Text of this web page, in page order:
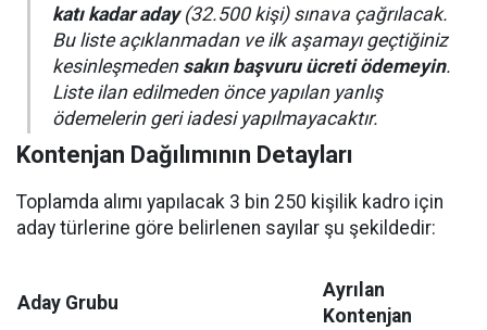
katı kadar aday(32.500 kişi) sınava çağrılacak.
Bu liste açıklanmadan ve ilk aşamayı geçtiğiniz
kesinleşmeden sakın başvuru ücreti ödemeyin.
Liste ilan edilmeden önce yapılan yanlış
ödemelerin geri iadesi yapılmayacaktır.
Kontenjan Dağılımının Detayları
Toplamda alımı yapılacak 3 bin 250 kişilik kadro için
aday türlerine göre belirlenen sayılar şu şekildedir:
Aday Grubu
Ayrılan
Kontenjan